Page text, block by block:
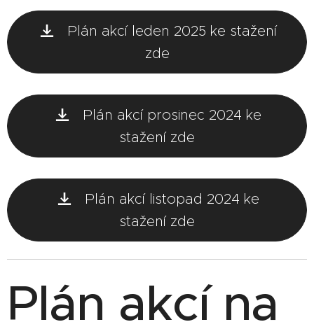
Plán akcí leden 2025 ke stažení
zde
Plán akcí prosinec 2024 ke
stažení zde
Plán akcí listopad 2024 ke
stažení zde
Plán akcí na